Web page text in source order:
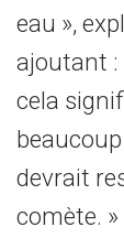
eau »,
ajoutant :
cela
beaucoup
devrait
comète.